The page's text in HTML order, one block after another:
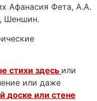
Афанасия Фета, А.А.
Шеншин.
стихи здесь или
или даже
доске или стене